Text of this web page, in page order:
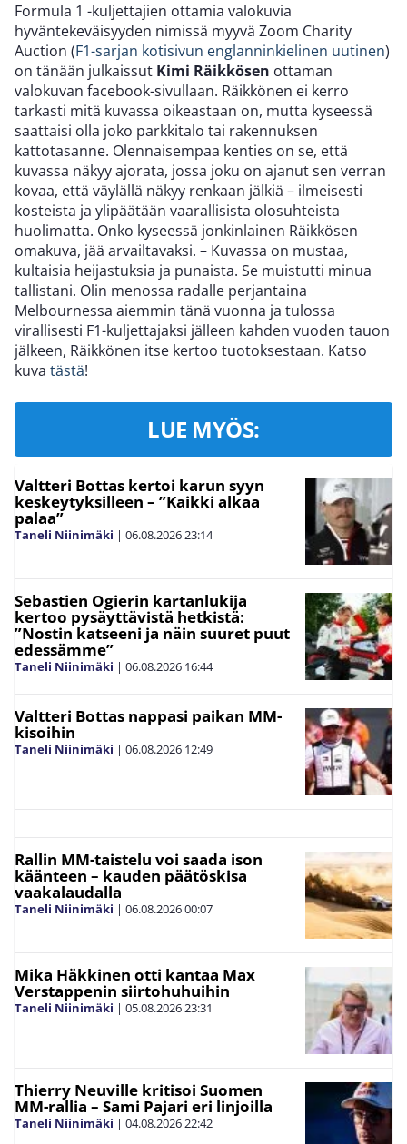
Formula 1 -kuljettajien ottamia valokuvia
hyväntekeväisyyden nimissä myyvä Zoom Charity
Auction (F1-sarjan kotisivun englanninkielinen uutinen)
on tänään julkaissut Kimi Räikkösen ottaman
valokuvan facebook-sivullaan. Räikkönen ei kerro
tarkasti mitä kuvassa oikeastaan on, mutta kyseessä
saattaisi olla joko parkkitalo tai rakennuksen
kattotasanne. Olennaisempaa kenties on se, että
kuvassa näkyy ajorata, jossa joku on ajanut sen verran
kovaa, että väylällä näkyy renkaan jälkiä – ilmeisesti
kosteista ja ylipäätään vaarallisista olosuhteista
huolimatta. Onko kyseessä jonkinlainen Räikkösen
omakuva, jää arvailtavaksi. – Kuvassa on mustaa,
kultaisia heijastuksia ja punaista. Se muistutti minua
tallistani. Olin menossa radalle perjantaina
Melbournessa aiemmin tänä vuonna ja tulossa
virallisesti F1-kuljettajaksi jälleen kahden vuoden tauon
jälkeen, Räikkönen itse kertoo tuotoksestaan. Katso
kuva tästä!
LUE MYÖS:
Valtteri Bottas kertoi karun syyn
keskeytyksilleen – ”Kaikki alkaa
palaa”
Taneli Niinimäki | 06.08.202623:14
Sebastien Ogierin kartanlukija
kertoo pysäyttävistä hetkistä:
”Nostin katseeni ja näin suuret puut
edessämme”
Taneli Niinimäki | 06.08.2026 16:44
Valtteri Bottas nappasi paikan MM-
kisoihin
Taneli Niinimäki | 06.08.2026 12:49
Rallin MM-taistelu voi saada ison
käänteen – kauden päätöskisa
vaakalaudalla
Taneli Niinimäki | 06.08.202600:07
Mika Häkkinen otti kantaa Max
Verstappenin siirtohuhuihin
Taneli Niinimäki | 05.08.202623:31
Thierry Neuville kritisoi Suomen
MM-rallia – Sami Pajari eri linjoilla
Taneli Niinimäki | 04.08.202622:42